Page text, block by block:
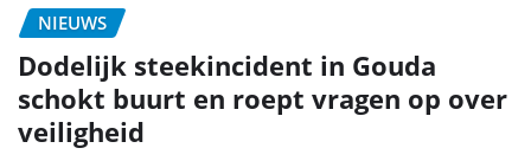
NIEUWS
Dodelijk steekincident in Gouda
schokt buurt en roept vragen op over
veiligheid